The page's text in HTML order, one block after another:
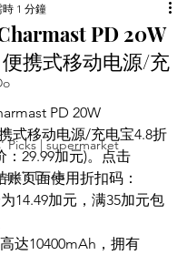
Picks | supermarket
Deals
PD 20W
携式移动电源/充
1 分鐘
PD 20W
式移动电源/充电宝4.8折
：29.99加元)。点击
页面使用折扣码：
14.49加元，满35加元包
达10400mAh，拥有